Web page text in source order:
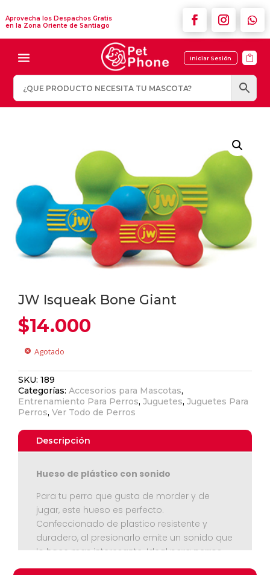
Aprovecha los Despachos Gratis
en la Zona Oriente de Santiago
Iniciar Sesión 
JW Isqueak Bone Giant
$14.000
cancel Agotado
SKU:189
Categorías:Accesorios para Mascotas,
Entrenamiento Para Perros,Juguetes,Juguetes Para
Perros,Ver Todo de Perros
Descripción
Hueso de plástico con sonido
Para tu perro que gusta de morder y de
jugar, este hueso es perfecto.
Confeccionado de plastico resistente y
duradero, al presionarlo emite un sonido que
lo hace mas interesante. Ideal para perros
grandes (tamaño aprox 20 cms)